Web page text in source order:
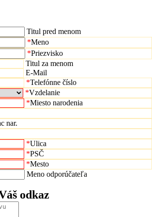
Titul pred menom
*Meno
*Priezvisko
Titul za menom
E-Mail
*Telefónne číslo
*Vzdelanie
*Miesto narodenia
nar.
*Ulica
*PSČ
*Mesto
Meno odporúčateľa
odkaz